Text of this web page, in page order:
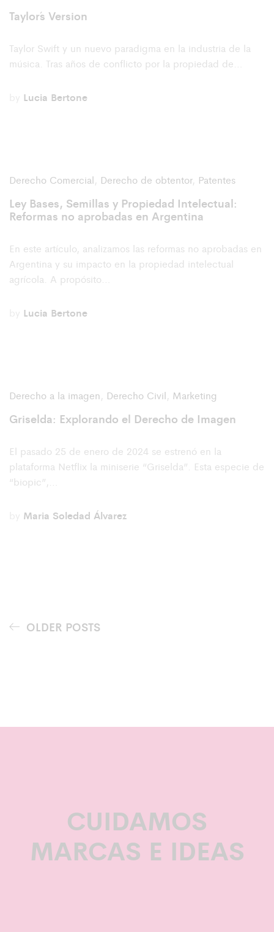
Taylor´s Version
Taylor Swift y un nuevo paradigma en la industria de la
música. Tras años de conflicto por la propiedad de…
Lucia Bertone
Derecho Comercial, Derecho de obtentor, Patentes
Ley Bases, Semillas y Propiedad Intelectual:
Reformas no aprobadas en Argentina
En este artículo, analizamos las reformas no aprobadas en
Argentina y su impacto en la propiedad intelectual
agrícola. A propósito…
Lucia Bertone
Derecho a la imagen, Derecho Civil, Marketing
Griselda: Explorando el Derecho de Imagen
El pasado 25 de enero de 2024 se estrenó en la
plataforma Netflix la miniserie “Griselda”. Esta especie de
“biopic”,…
Maria Soledad Álvarez
OLDER POSTS
CUIDAMOS
MARCAS E IDEAS